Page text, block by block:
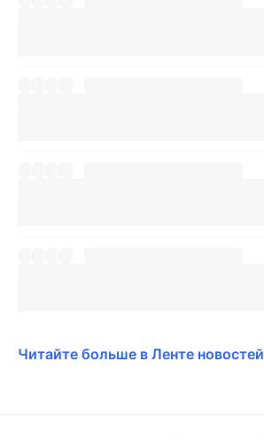
Читайте больше в Ленте новостей